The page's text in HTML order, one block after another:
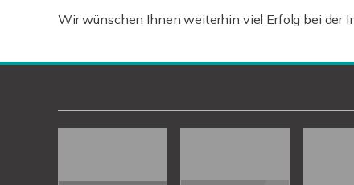
Wir wünschen Ihnen weiterhin viel Erfolg bei der